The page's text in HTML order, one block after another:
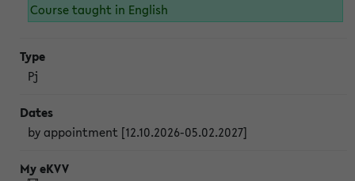
Course taught in English
Pj
by appointment [12.10.2026-05.02.2027]